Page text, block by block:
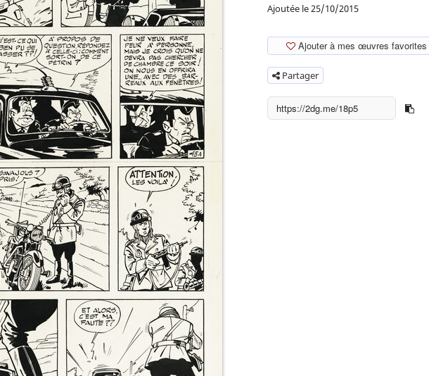
Ajoutée le 25/10/2015
Ajouter à mes œuvres favorites
Partager